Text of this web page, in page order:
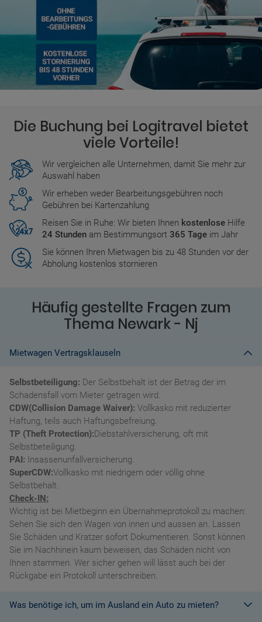
Die Buchung bei Logitravel bietet
viele Vorteile!
Wir vergleichen alle Unternehmen, damit Sie mehr zur
Auswahl haben
Wir erheben weder Bearbeitungsgebühren noch
Gebühren bei Kartenzahlung
Reisen Sie in Ruhe: Wir bieten Ihnen kostenlose Hilfe
24 Stunden am Bestimmungsort 365 Tage im Jahr
Sie können Ihren Mietwagen bis zu 48 Stunden vor der
Abholung kostenlos stornieren
Häufig gestellte Fragen zum
Thema Newark - Nj
Mietwagen Vertragsklauseln
Selbstbeteiligung: Der Selbstbehalt ist der Betrag der im
Schadensfall vom Mieter getragen wird.
CDW(Collision Damage Waiver): Vollkasko mit reduzierter
Haftung, teils auch Haftungsbefreiung.
TP (Theft Protection):Diebstahlversicherung, oft mit
Selbstbeteiligung.
PAI: Insassenunfallversicherung.
SuperCDW:Vollkasko mit niedrigem oder völlig ohne
Selbstbehalt.
Check-IN:
Wichtig ist bei Mietbeginn ein Übernahmeprotokoll zu machen:
Sehen Sie sich den Wagen von innen und aussen an. Lassen
Sie Schäden und Kratzer sofort Dokumentieren. Sonst können
Sie im Nachhinein kaum beweisen, das Schäden nicht von
Ihnen stammen. Wer sicher gehen will lässt auch bei der
Rückgabe ein Protokoll unterschreiben.
Was benötige ich, um im Ausland ein Auto zu mieten?